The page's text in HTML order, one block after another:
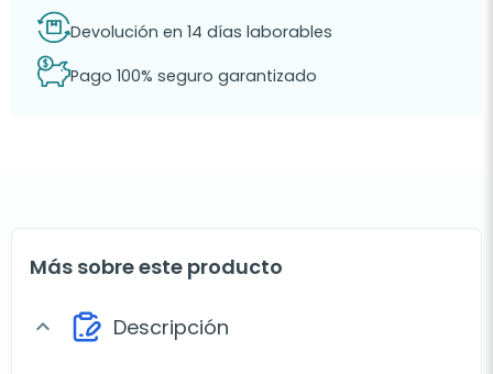
Devolución en 14 días laborables
Pago 100% seguro garantizado
Más sobre este producto
expand_more Descripción